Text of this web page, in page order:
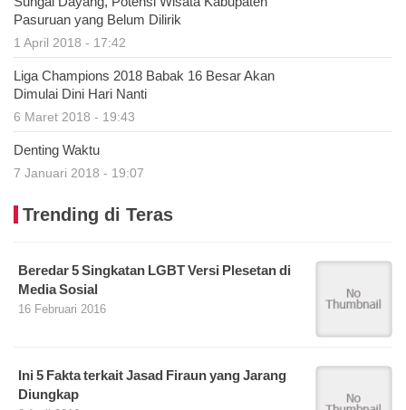
Pasuruan yang Belum Dilirik
1 April 2018 - 17:42
Liga Champions 2018 Babak 16 Besar Akan
Dimulai Dini Hari Nanti
6 Maret 2018 - 19:43
Denting Waktu
7 Januari 2018 - 19:07
Trending di Teras
Beredar 5 Singkatan LGBT Versi Plesetan di
Media Sosial
16 Februari 2016
Ini 5 Fakta terkait Jasad Firaun yang Jarang
Diungkap